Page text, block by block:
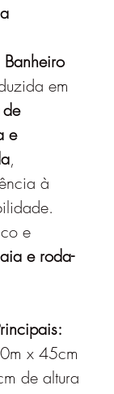
em
e
,
à
e
e roda-
x 45cm
de altura